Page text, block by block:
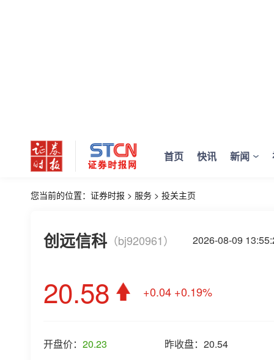
首页 快讯 新闻
您当前的位置： 证券时报 > 服务 > 投关主页
创远信科 （bj920961） 2026-08-09
20.58 +0.04 +0.19%
开盘价： 20.23 昨收盘： 20.54